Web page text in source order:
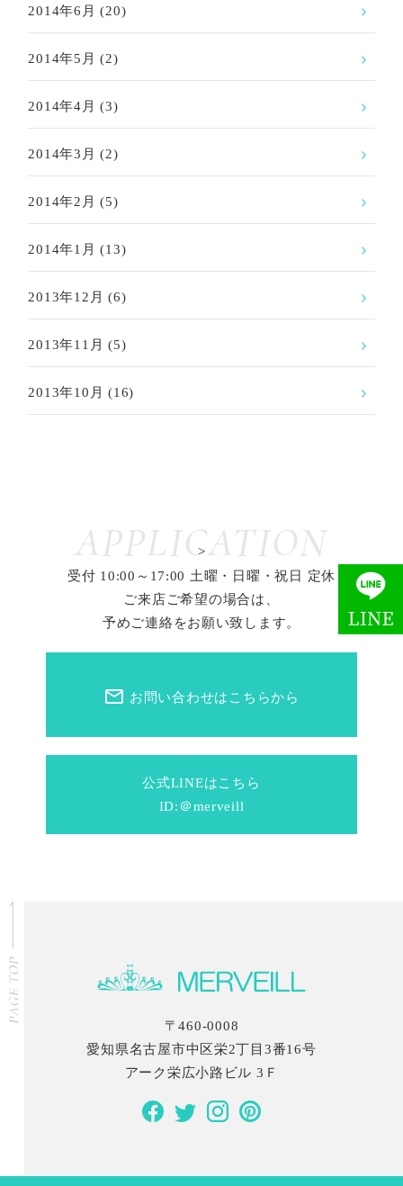
2014年6月 (20)
2014年5月 (2)
2014年4月 (3)
2014年3月 (2)
2014年2月 (5)
2014年1月 (13)
2013年12月 (6)
2013年11月 (5)
2013年10月 (16)
APPLICATION
公式LINEはこちら
ID:＠merveill
mail_outline お問い合わせはこちらから
>
受付 10:00～17:00 土曜・日曜・祝日 定休
ご来店ご希望の場合は、
予めご連絡をお願い致します。
〒460-0008
愛知県名古屋市中区栄2丁目3番16号
アーク栄広小路ビル 3Ｆ